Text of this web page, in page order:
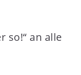
so!“ an alle